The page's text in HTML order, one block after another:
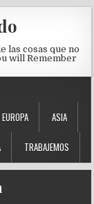
las cosas que no
will Remember
EUROPA ASIA
TRABAJEMOS